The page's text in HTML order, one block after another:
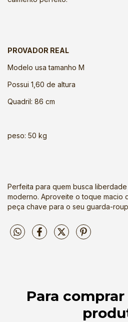
PROVADOR REAL
Modelo usa tamanho M
Possui 1,60 de altura
Quadril: 86 cm
peso: 50 kg
Perfeita para quem busca
moderno. Aproveite o toque macio
peça chave para o seu guarda-
Para